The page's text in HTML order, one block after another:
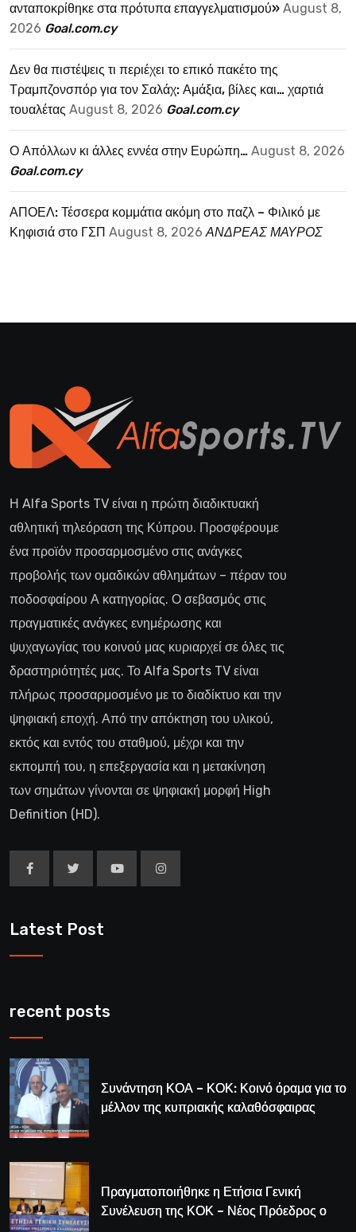
ανταποκρίθηκε στα πρότυπα επαγγελματισμού» August 8,
2026 Goal.com.cy
Δεν θα πιστέψεις τι περιέχει το επικό πακέτο της
Τραμπζονσπόρ για τον Σαλάχ: Αμάξια, βίλες και… χαρτιά
τουαλέτας August 8, 2026 Goal.com.cy
Ο Απόλλων κι άλλες εννέα στην Ευρώπη… August 8, 2026
Goal.com.cy
ΑΠΟΕΛ: Τέσσερα κομμάτια ακόμη στο παζλ – Φιλικό με
Κηφισιά στο ΓΣΠ August 8, 2026 ΑΝΔΡΕΑΣ ΜΑΥΡΟΣ
Η Alfa Sports TV είναι η πρώτη διαδικτυακή
αθλητική τηλεόραση της Κύπρου. Προσφέρουμε
ένα προϊόν προσαρμοσμένο στις ανάγκες
προβολής των ομαδικών αθλημάτων – πέραν του
ποδοσφαίρου Α κατηγορίας. Ο σεβασμός στις
πραγματικές ανάγκες ενημέρωσης και
ψυχαγωγίας του κοινού μας κυριαρχεί σε όλες τις
δραστηριότητές μας. Το Alfa Sports TV είναι
πλήρως προσαρμοσμένο με το διαδίκτυο και την
ψηφιακή εποχή. Από την απόκτηση του υλικού,
εκτός και εντός του σταθμού, μέχρι και την
εκπομπή του, η επεξεργασία και η μετακίνηση
των σημάτων γίνονται σε ψηφιακή μορφή High
Definition (HD).
Latest Post
recent posts
Συνάντηση ΚΟΑ – ΚΟΚ: Κοινό όραμα για το
μέλλον της κυπριακής καλαθόσφαιρας
Πραγματοποιήθηκε η Ετήσια Γενική
Συνέλευση της ΚΟΚ – Νέος Πρόεδρος ο